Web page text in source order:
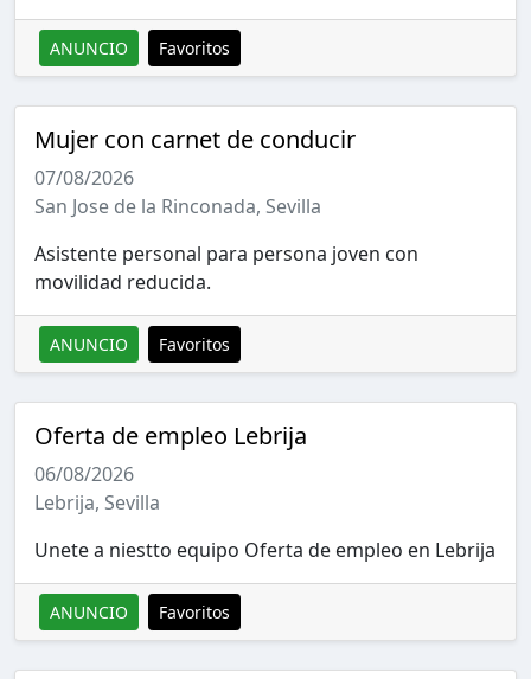
ANUNCIO Favoritos
Mujer con carnet de conducir
07/08/2026
San Jose de la Rinconada, Sevilla
Asistente personal para persona joven con
movilidad reducida.
ANUNCIO Favoritos
Oferta de empleo Lebrija
06/08/2026
Lebrija, Sevilla
Unete a niestto equipo Oferta de empleo en Lebrija
ANUNCIO Favoritos